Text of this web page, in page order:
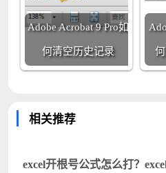
Adobe Acrobat 9 Pro如
何清空历史记录
相关推荐
excel开根号公式怎么打？